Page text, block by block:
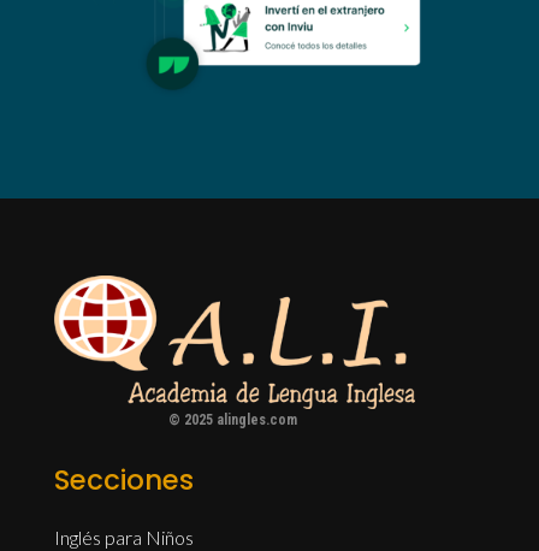
© 2025 alingles.com
Secciones
Inglés para Niños